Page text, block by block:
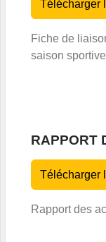
Télécharger
Fiche de
saison sportive
RAPPORT
Télécharger
Rapport des